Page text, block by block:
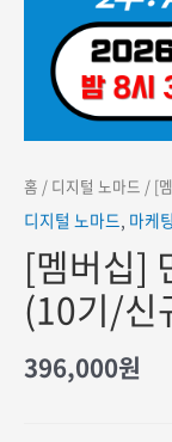
홈 / 디지털 노마드 / [
디지털 노마드, 마케
[멤버십]
(10기/신
396,000원